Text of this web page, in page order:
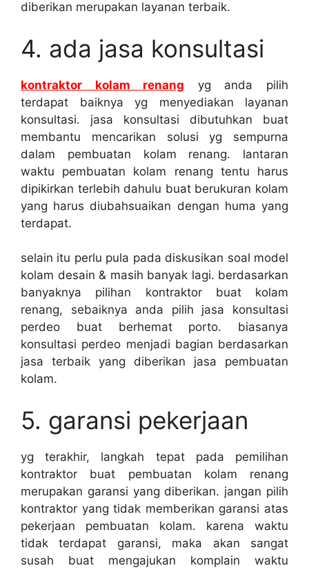
diberikan merupakan layanan terbaik.
4. ada jasa konsultasi
kontraktor kolam renang yg anda pilih
terdapat baiknya yg menyediakan layanan
konsultasi. jasa konsultasi dibutuhkan buat
membantu mencarikan solusi yg sempurna
dalam pembuatan kolam renang. lantaran
waktu pembuatan kolam renang tentu harus
dipikirkan terlebih dahulu buat berukuran kolam
yang harus diubahsuaikan dengan huma yang
terdapat.
selain itu perlu pula pada diskusikan soal model
kolam desain & masih banyak lagi. berdasarkan
banyaknya pilihan kontraktor buat kolam
renang, sebaiknya anda pilih jasa konsultasi
perdeo buat berhemat porto. biasanya
konsultasi perdeo menjadi bagian berdasarkan
jasa terbaik yang diberikan jasa pembuatan
kolam.
5. garansi pekerjaan
yg terakhir, langkah tepat pada pemilihan
kontraktor buat pembuatan kolam renang
merupakan garansi yang diberikan. jangan pilih
kontraktor yang tidak memberikan garansi atas
pekerjaan pembuatan kolam. karena waktu
tidak terdapat garansi, maka akan sangat
susah buat mengajukan komplain waktu